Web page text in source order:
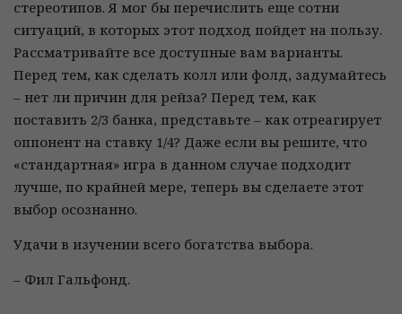
стереотипов. Я мог бы перечислить еще сотни
ситуаций, в которых этот подход пойдет на пользу.
Рассматривайте все доступные вам варианты.
Перед тем, как сделать колл или фолд, задумайтесь
– нет ли причин для рейза? Перед тем, как
поставить 2/3 банка, представьте – как отреагирует
оппонент на ставку 1/4? Даже если вы решите, что
«стандартная» игра в данном случае подходит
лучше, по крайней мере, теперь вы сделаете этот
выбор осознанно.
Удачи в изучении всего богатства выбора.
– Фил Гальфонд.